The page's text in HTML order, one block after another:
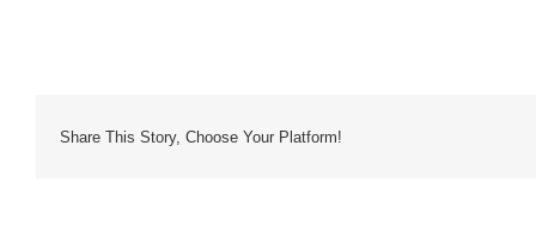
Share This Story, Choose Your Platform!